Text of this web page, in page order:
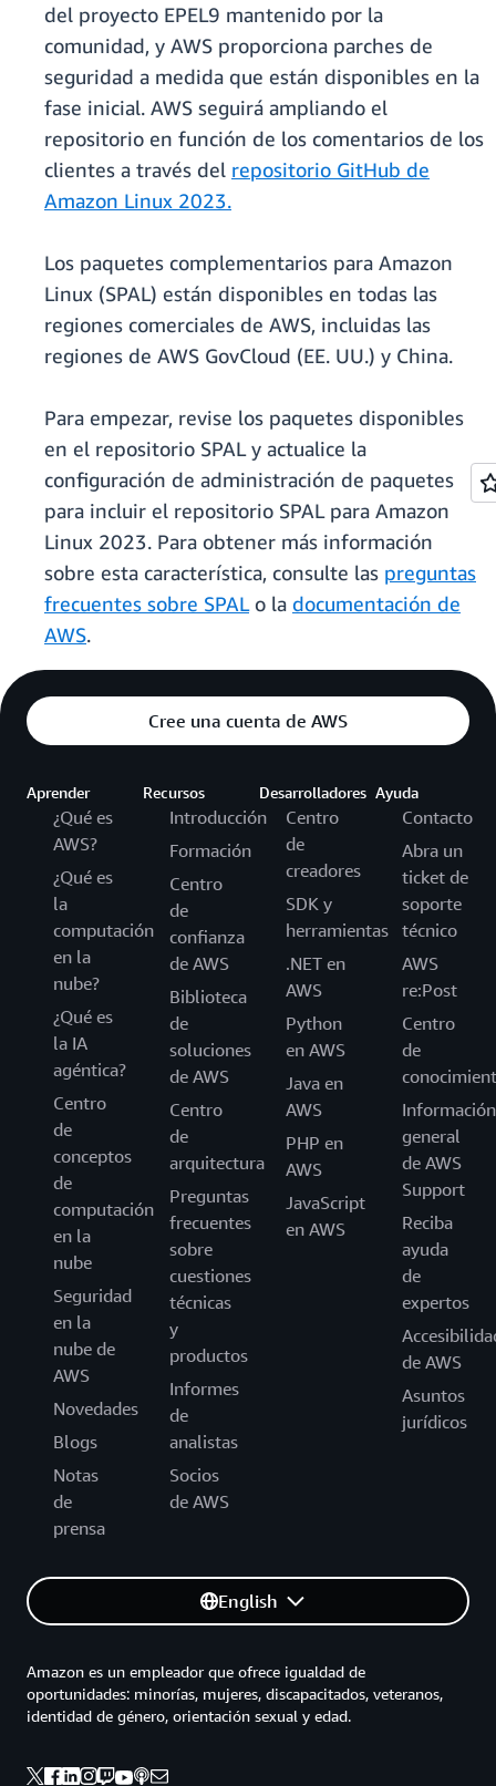
del proyecto EPEL9 mantenido por la
comunidad, y AWS proporciona parches de
seguridad a medida que están disponibles en la
fase inicial. AWS seguirá ampliando el
repositorio en función de los comentarios de los
clientes a través del repositorio GitHub de
Amazon Linux 2023.
Los paquetes complementarios para Amazon
Linux (SPAL) están disponibles en todas las
regiones comerciales de AWS, incluidas las
regiones de AWS GovCloud (EE. UU.) y China.
Para empezar, revise los paquetes disponibles
en el repositorio SPAL y actualice la
configuración de administración de paquetes
para incluir el repositorio SPAL para Amazon
Linux 2023. Para obtener más información
sobre esta característica, consulte las preguntas
frecuentes sobre SPALo la documentación de
AWS.
Cree una cuenta de AWS
Aprender
¿Qué es
AWS?
¿Qué es
la
computación
en la
nube?
¿Qué es
la IA
agéntica?
Centro
de
conceptos
de
computación
en la
nube
Seguridad
en la
nube de
AWS
Novedades
Blogs
Notas
de
prensa
Recursos
Introducción
Formación
Centro
de
confianza
de AWS
Biblioteca
de
soluciones
de AWS
Centro
de
arquitectura
Preguntas
frecuentes
sobre
cuestiones
técnicas
y
productos
Informes
de
analistas
Socios
de AWS
Desarrolladores
Centro
de
creadores
SDK y
herramientas
.NET en
AWS
Python
en AWS
Java en
AWS
PHP en
AWS
JavaScript
en AWS
Ayuda
Contacto
Abra un
ticket de
soporte
técnico
AWS
re:Post
Centro
de
Información
general
de AWS
Support
Reciba
ayuda
de
expertos
de AWS
Asuntos
jurídicos
English
Amazon es un empleador que ofrece igualdad de
oportunidades: minorías, mujeres, discapacitados, veteranos,
identidad de género, orientación sexual y edad.